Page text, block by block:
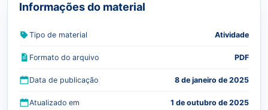
Informações do material
Tipo de material Atividade
Formato do arquivo PDF
Data de publicação 8 de janeiro de 2025
Atualizado em 1 de outubro de 2025